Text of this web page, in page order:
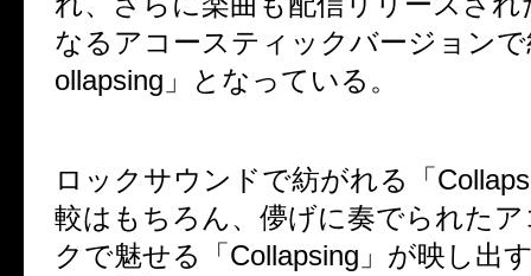
なるアコースティックバージョン
ollapsing 」となっている。
ロックサウンドで紡がれる「
較はもちろん、 儚げに奏でられた
クで魅せる「 Collapsing 」が映し出